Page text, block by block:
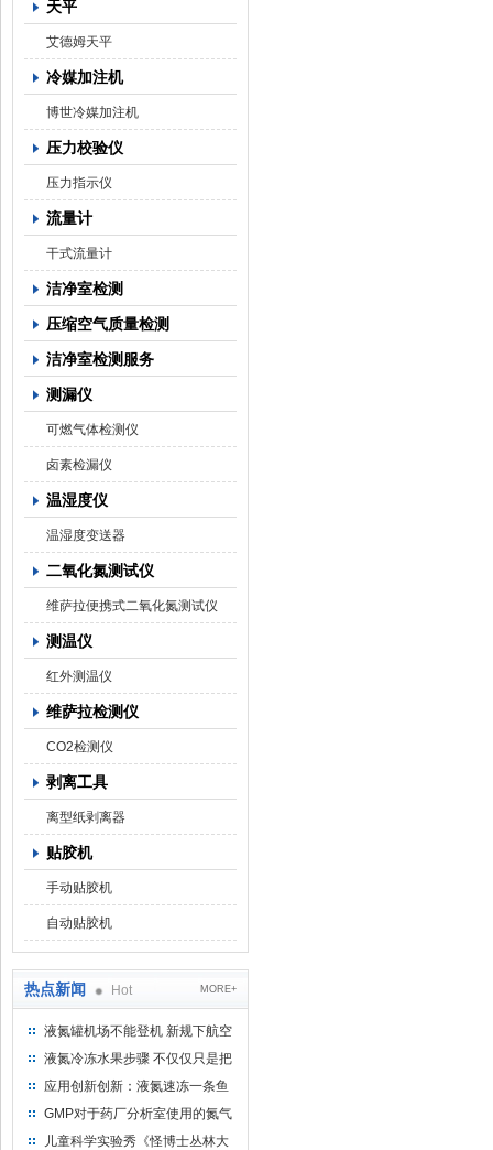
天平
艾德姆天平
冷媒加注机
博世冷媒加注机
压力校验仪
压力指示仪
流量计
干式流量计
洁净室检测
压缩空气质量检测
洁净室检测服务
测漏仪
可燃气体检测仪
卤素检漏仪
温湿度仪
温湿度变送器
二氧化氮测试仪
维萨拉便携式二氧化氮测试仪
测温仪
红外测温仪
维萨拉检测仪
CO2检测仪
剥离工具
离型纸剥离器
贴胶机
手动贴胶机
自动贴胶机
热点新闻 Hot MORE+
液氮罐机场不能登机 新规下航空
运输罐能否上飞机
液氮冷冻水果步骤 不仅仅只是把
水果扔到液氮中
应用创新创新：液氮速冻一条鱼
只需15分钟 保持活鲜一整年
GMP对于药厂分析室使用的氮气
钢瓶存放标准
儿童科学实验秀《怪博士丛林大